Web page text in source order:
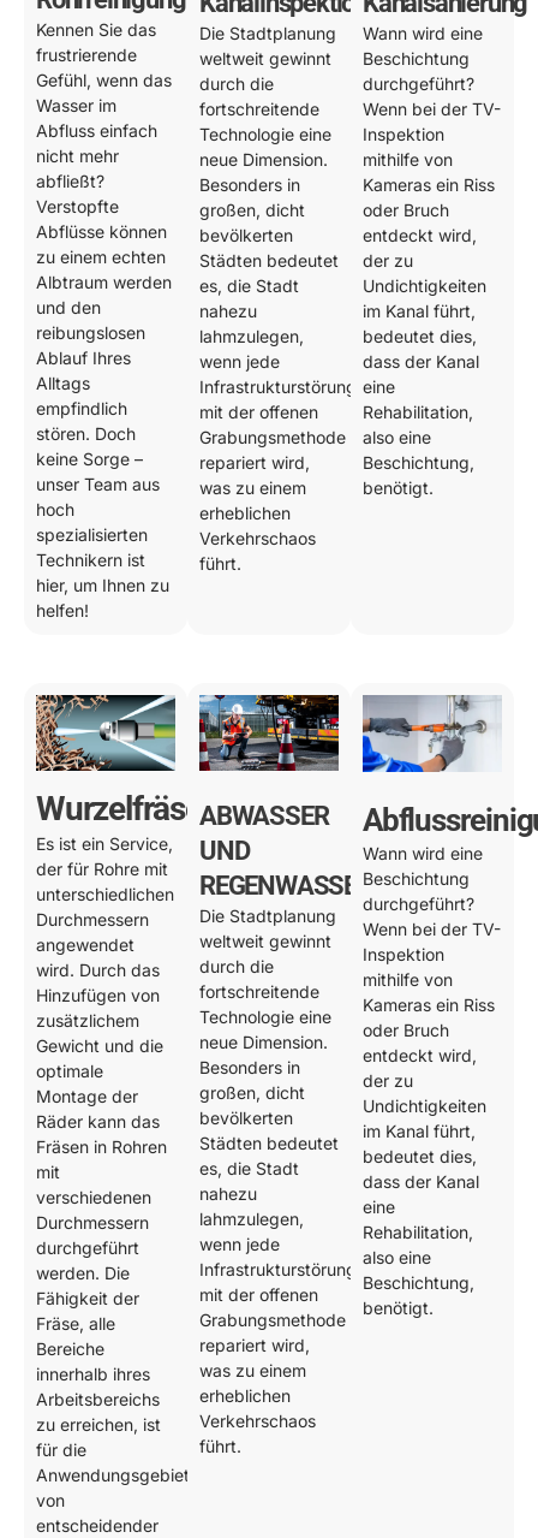
Kennen Sie das
frustrierende
Gefühl, wenn das
Wasser im
Abfluss einfach
nicht mehr
abfließt?
Verstopfte
Abflüsse können
zu einem echten
Albtraum werden
und den
reibungslosen
Ablauf Ihres
Alltags
empfindlich
stören. Doch
keine Sorge –
unser Team aus
hoch
spezialisierten
Technikern ist
hier, um Ihnen zu
helfen!
Die Stadtplanung
weltweit gewinnt
durch die
fortschreitende
Technologie eine
neue Dimension.
Besonders in
großen, dicht
bevölkerten
Städten bedeutet
es, die Stadt
nahezu
lahmzulegen,
wenn jede
Infrastrukturstörung
mit der offenen
Grabungsmethode
repariert wird,
was zu einem
erheblichen
Verkehrschaos
führt.
Wann wird eine
Beschichtung
durchgeführt?
Wenn bei der TV-
Inspektion
mithilfe von
Kameras ein Riss
oder Bruch
entdeckt wird,
der zu
Undichtigkeiten
im Kanal führt,
bedeutet dies,
dass der Kanal
eine
Rehabilitation,
also eine
Beschichtung,
benötigt.
Wurzelfräsen
Es ist ein Service,
der für Rohre mit
unterschiedlichen
Durchmessern
angewendet
wird. Durch das
Hinzufügen von
zusätzlichem
Gewicht und die
optimale
Montage der
Räder kann das
Fräsen in Rohren
mit
verschiedenen
Durchmessern
durchgeführt
werden. Die
Fähigkeit der
Fräse, alle
Bereiche
innerhalb ihres
Arbeitsbereichs
zu erreichen, ist
für die
Anwendungsgebiete
von
entscheidender
ABWASSER
UND
REGENWASSER
Die Stadtplanung
weltweit gewinnt
durch die
fortschreitende
Technologie eine
neue Dimension.
Besonders in
großen, dicht
bevölkerten
Städten bedeutet
es, die Stadt
nahezu
lahmzulegen,
wenn jede
Infrastrukturstörung
mit der offenen
Grabungsmethode
repariert wird,
was zu einem
erheblichen
Verkehrschaos
führt.
Wann wird eine
Beschichtung
durchgeführt?
Wenn bei der TV-
Inspektion
mithilfe von
Kameras ein Riss
oder Bruch
entdeckt wird,
der zu
Undichtigkeiten
im Kanal führt,
bedeutet dies,
dass der Kanal
eine
Rehabilitation,
also eine
Beschichtung,
benötigt.